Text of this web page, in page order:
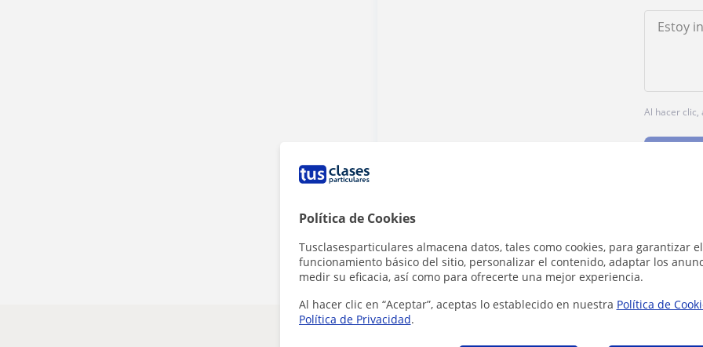
Política de Cookies
Tusclasesparticulares almacena datos, tales como cookies, para garantizar el
funcionamiento básico del sitio, personalizar el contenido, adaptar los
medir su eficacia, así como para ofrecerte una mejor experiencia.
Al hacer clic en “Aceptar”, aceptas lo establecido en nuestra Política de
Política de Privacidad.
Al hacer
¿Hay algún error en este perfil? Cuéntanos